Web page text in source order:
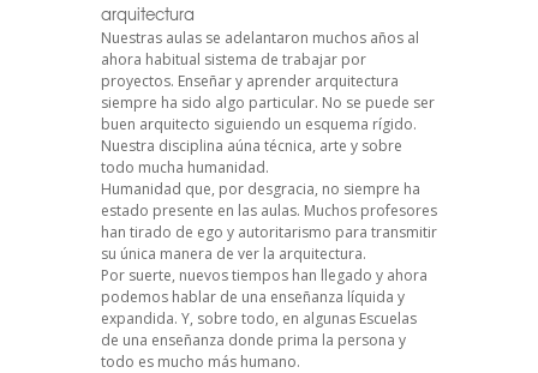
arquitectura
Nuestras aulas se adelantaron muchos años al
ahora habitual sistema de trabajar por
proyectos. Enseñar y aprender arquitectura
siempre ha sido algo particular. No se puede ser
buen arquitecto siguiendo un esquema rígido.
Nuestra disciplina aúna técnica, arte y sobre
todo mucha humanidad.
Humanidad que, por desgracia, no siempre ha
estado presente en las aulas. Muchos profesores
han tirado de ego y autoritarismo para transmitir
su única manera de ver la arquitectura.
Por suerte, nuevos tiempos han llegado y ahora
podemos hablar de una enseñanza líquida y
expandida. Y, sobre todo, en algunas Escuelas
de una enseñanza donde prima la persona y
todo es mucho más humano.